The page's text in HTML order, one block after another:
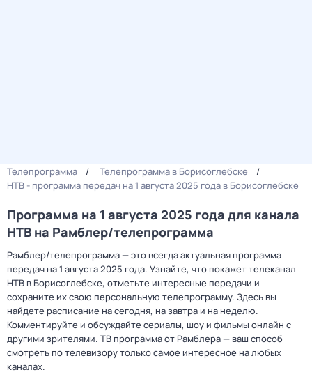
Телепрограмма
Телепрограмма в Борисоглебске
НТВ - программа передач на 1 августа 2025 года в Борисоглебске
Программа на 1 августа 2025 года для канала
НТВ на Рамблер/телепрограмма
Рамблер/телепрограмма — это всегда актуальная программа
передач на 1 августа 2025 года. Узнайте, что покажет телеканал
НТВ в Борисоглебске, отметьте интересные передачи и
сохраните их свою персональную телепрограмму. Здесь вы
найдете расписание на сегодня, на завтра и на неделю.
Комментируйте и обсуждайте сериалы, шоу и фильмы онлайн с
другими зрителями. ТВ программа от Рамблера — ваш способ
смотреть по телевизору только самое интересное на любых
каналах.